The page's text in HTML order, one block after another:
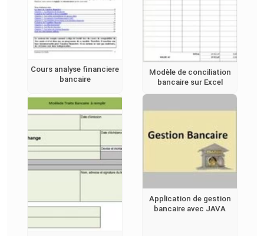
Cours analyse financiere
bancaire
Modèle de conciliation
bancaire sur Excel
Application de gestion
bancaire avec JAVA